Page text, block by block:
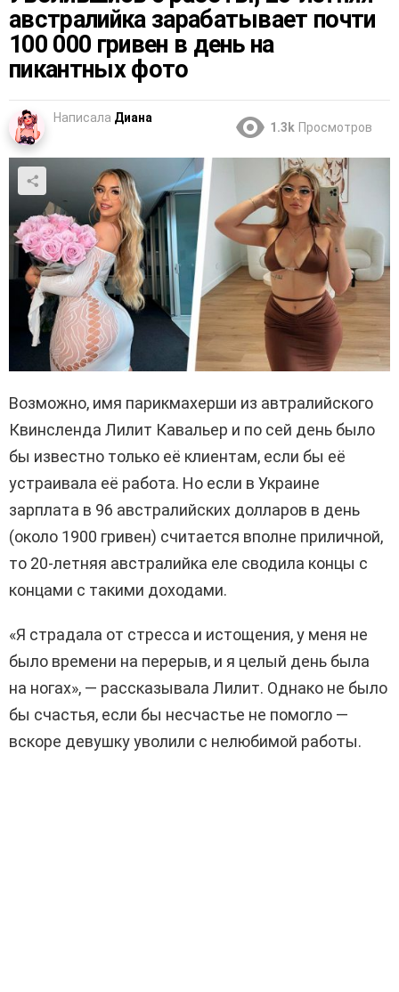
австралийка зарабатывает почти
100 000 гривен в день на
пикантных фото
Написала Диана
1.3k Просмотров
Возможно, имя парикмахерши из автралийского
Квинсленда Лилит Кавальер и по сей день было
бы известно только её клиентам, если бы её
устраивала её работа. Но если в Украине
зарплата в 96 австралийских долларов в день
(около 1900 гривен) считается вполне приличной,
то 20-летняя австралийка еле сводила концы с
концами с такими доходами.
«Я страдала от стресса и истощения, у меня не
было времени на перерыв, и я целый день была
на ногах», — рассказывала Лилит. Однако не было
бы счастья, если бы несчастье не помогло —
вскоре девушку уволили с нелюбимой работы.